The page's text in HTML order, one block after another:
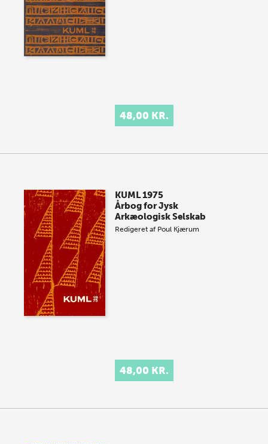
48,00 KR.
KUML 1975
Årbog for Jysk
Arkæologisk Selskab
Redigeret af Poul Kjærum
48,00 KR.